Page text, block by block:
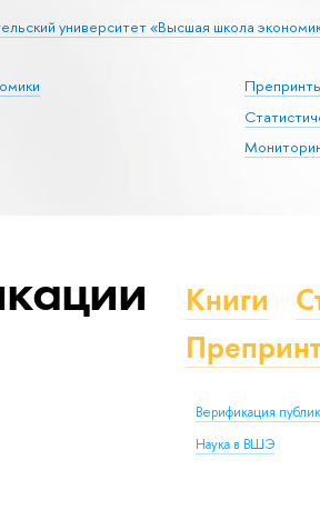
университет «Высшая школа
Книги
Верификация
Наука в ВШЭ